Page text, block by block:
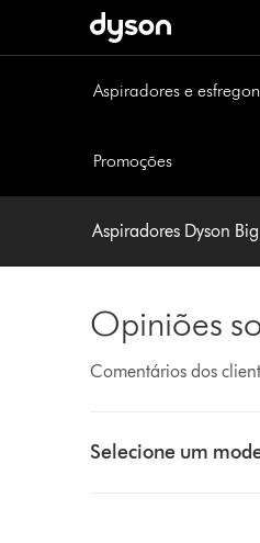
Aspiradores e
Promoções
Aspiradores Dyson
Opiniões
Comentários dos
a
Selecione um